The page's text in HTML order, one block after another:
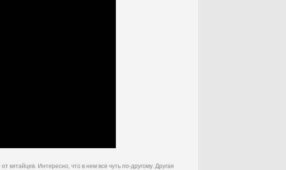
китайцев. Интересно, что в нем все чуть по-другому. Другая